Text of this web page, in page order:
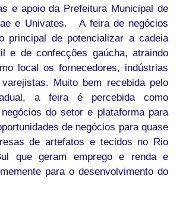
e apoio da Prefeitura Municipal de
e Univates. A feira de negócios
principal de potencializar a cadeia
e de confecções gaúcha, atraindo
local os fornecedores, indústrias
Muito bem recebida pelo
a feira é percebida como
do setor e plataforma para
de negócios para quase
de artefatos e tecidos no Rio
que geram emprego e renda e
para o desenvolvimento do